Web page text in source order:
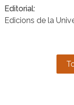
Editorial
Edicions de la